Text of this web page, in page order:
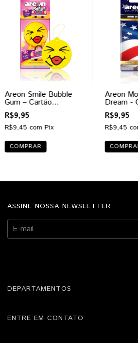
Areon Smile Bubble
Gum – Cartão
Perfumado
R$9,95
R$9,45 com Pix
Areon
Dream -
Perfumado
R$9,95
R$9,45
ASSINE NOSSA NEWSLETTER
DEPARTAMENTOS
ENTRE EM CONTATO